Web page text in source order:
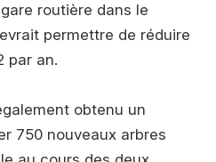
routière dans le
permettre de réduire
par an.
obtenu un
750 nouveaux arbres